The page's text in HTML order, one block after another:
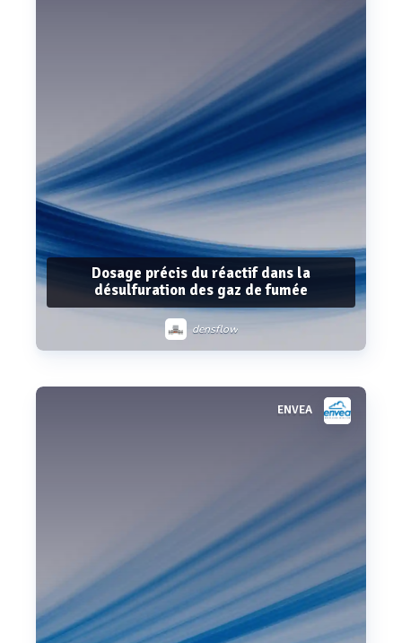
Dosage précis du réactif dans la
désulfuration des gaz de fumée
densflow
ENVEA